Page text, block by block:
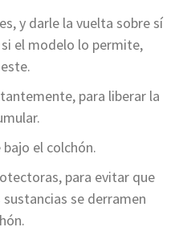
y darle la vuelta sobre sí
el modelo lo permite,
para liberar la
el colchón.
para evitar que
se derramen